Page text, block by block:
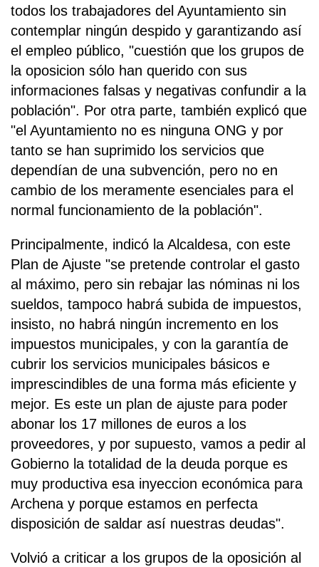
todos los trabajadores del Ayuntamiento sin
contemplar ningún despido y garantizando así
el empleo público, "cuestión que los grupos de
la oposicion sólo han querido con sus
informaciones falsas y negativas confundir a la
población". Por otra parte, también explicó que
"el Ayuntamiento no es ninguna ONG y por
tanto se han suprimido los servicios que
dependían de una subvención, pero no en
cambio de los meramente esenciales para el
normal funcionamiento de la población".
Principalmente, indicó la Alcaldesa, con este
Plan de Ajuste "se pretende controlar el gasto
al máximo, pero sin rebajar las nóminas ni los
sueldos, tampoco habrá subida de impuestos,
insisto, no habrá ningún incremento en los
impuestos municipales, y con la garantía de
cubrir los servicios municipales básicos e
imprescindibles de una forma más eficiente y
mejor. Es este un plan de ajuste para poder
abonar los 17 millones de euros a los
proveedores, y por supuesto, vamos a pedir al
Gobierno la totalidad de la deuda porque es
muy productiva esa inyeccion económica para
Archena y porque estamos en perfecta
disposición de saldar así nuestras deudas".
Volvió a criticar a los grupos de la oposición al